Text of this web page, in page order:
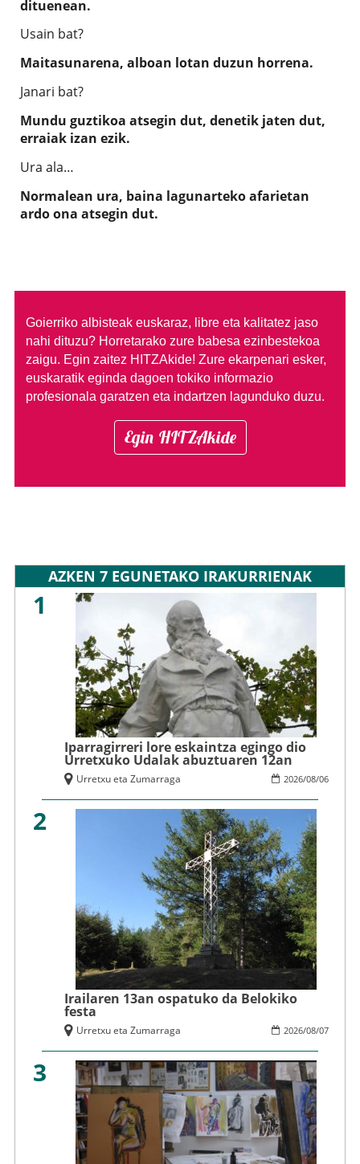
dituenean.
Usain bat?
Maitasunarena, alboan lotan duzun horrena.
Janari bat?
Mundu guztikoa atsegin dut, denetik jaten dut,
erraiak izan ezik.
Ura ala…
Normalean ura, baina lagunarteko afarietan
ardo ona atsegin dut.
Goierriko albisteak euskaraz, libre eta kalitatez jaso
nahi dituzu? Horretarako zure babesa ezinbestekoa
zaigu. Egin zaitez HITZAkide! Zure ekarpenari esker,
euskaratik eginda dagoen tokiko informazio
profesionala garatzen eta indartzen lagunduko duzu.
Egin HITZAkide
AZKEN 7 EGUNETAKO IRAKURRIENAK
1
Iparragirreri lore eskaintza egingo dio
Urretxuko Udalak abuztuaren 12an
2026/08/06
Urretxu eta Zumarraga
2
Irailaren 13an ospatuko da Belokiko
festa
2026/08/07
Urretxu eta Zumarraga
3